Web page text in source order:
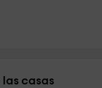
las casas